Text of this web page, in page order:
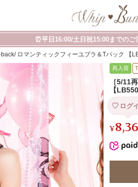
⏰平日16:00/土日祝15:00までの
ロマンティックフィーユブラ＆Tバック 【
再入荷
［5/11
【
ログ
¥